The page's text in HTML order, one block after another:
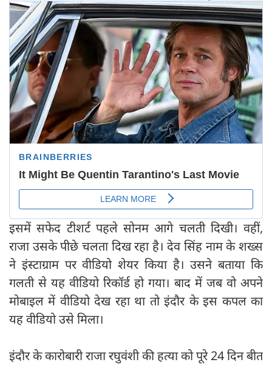
इसमें सफेद टीशर्ट पहले सोनम आगे चलती दिखी। वहीं,
राजा उसके पीछे चलता दिख रहा है। देव सिंह नाम के शख्स
ने इंस्टाग्राम पर वीडियो शेयर किया है। उसने बताया कि
गलती से यह वीडियो रिकॉर्ड हो गया। बाद में जब वो अपने
मोबाइल में वीडियो देख रहा था तो इंदौर के इस कपल का
यह वीडियो उसे मिला।
इंदौर के कारोबारी राजा रघुवंशी की हत्या को पूरे 24 दिन बीत